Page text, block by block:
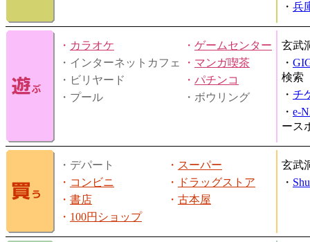
・ 兵
・ カラオケ ・ ゲームセンター
・インターネットカフェ
・ マンガ喫茶
・ビリヤード
・ パチンコ
・プール
・ボウリング
玄武
・
検索
・ チ
・ e-
ース
・デパート ・ スーパー
・ コンビニ ・
ドラッグストア
・ 書店 ・ 古本屋
・ 100円ショップ
玄武
・